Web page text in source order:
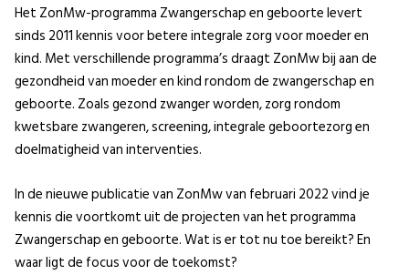
Het ZonMw-programma Zwangerschap en geboorte levert
sinds 2011 kennis voor betere integrale zorg voor moeder en
kind. Met verschillende programma’s draagt ZonMw bij aan de
gezondheid van moeder en kind rondom de zwangerschap en
geboorte. Zoals gezond zwanger worden, zorg rondom
kwetsbare zwangeren, screening, integrale geboortezorg en
doelmatigheid van interventies.
In de nieuwe publicatie van ZonMw van februari 2022 vind je
kennis die voortkomt uit de projecten van het programma
Zwangerschap en geboorte. Wat is er tot nu toe bereikt? En
waar ligt de focus voor de toekomst?